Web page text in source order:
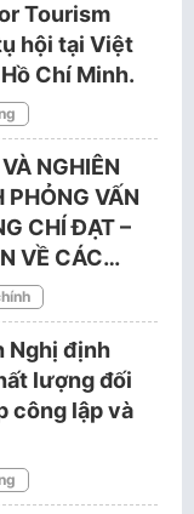
Tourism
hội tại Việt
Chí Minh.
NGHIÊN
PHỎNG VẤN
CHÍ ĐẠT –
VỀ CÁC…
Nghị định
lượng đối
công lập và